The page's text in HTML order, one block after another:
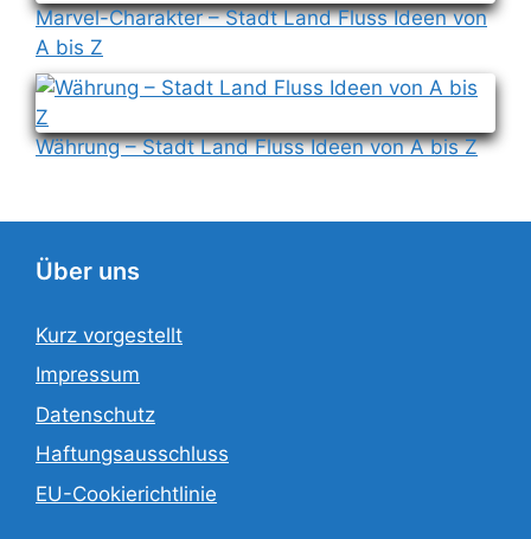
Marvel-Charakter – Stadt Land Fluss Ideen von
A bis Z
Währung – Stadt Land Fluss Ideen von A bis Z
Über uns
Kurz vorgestellt
Impressum
Datenschutz
Haftungsausschluss
EU-Cookierichtlinie